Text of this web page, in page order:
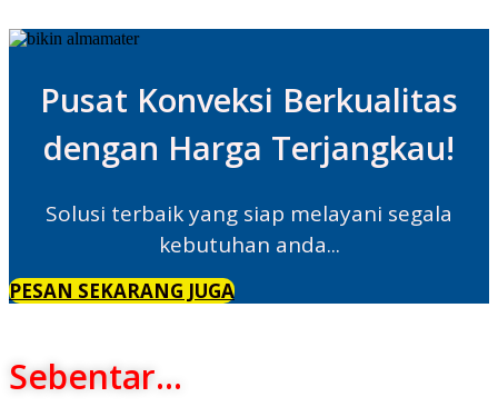
Pusat Konveksi Berkualitas
dengan Harga Terjangkau!
Solusi terbaik yang siap melayani segala
kebutuhan anda...
PESAN SEKARANG JUGA
Sebentar...